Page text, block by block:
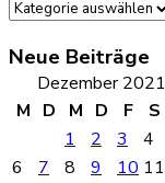
Kategorien
Neue Beiträge
Dezember 2021
M D M D F S
1
2 3 4
6
7 8 9 10 11